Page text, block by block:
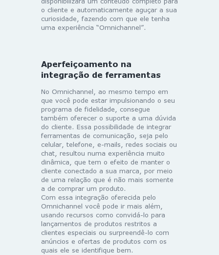
o cliente e automaticamente aguçar a sua
curiosidade, fazendo com que ele tenha
uma experiência “Omnichannel”.
Aperfeiçoamento na
integração de ferramentas
No Omnichannel, ao mesmo tempo em
que você pode estar impulsionando o seu
programa de fidelidade, consegue
também oferecer o suporte a uma dúvida
do cliente. Essa possibilidade de integrar
ferramentas de comunicação, seja pelo
celular, telefone, e-mails, redes sociais ou
chat, resultou numa experiência muito
dinâmica, que tem o efeito de manter o
cliente conectado a sua marca, por meio
de uma relação que é não mais somente
a de comprar um produto.
Com essa integração oferecida pelo
Omnichannel você pode ir mais além,
usando recursos como convidá-lo para
lançamentos de produtos restritos a
clientes especiais ou surpreendê-lo com
anúncios e ofertas de produtos com os
quais ele se identifique bem.